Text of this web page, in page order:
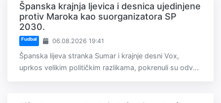
Španska krajnja ljevica i desnica ujedinjene
protiv Maroka kao suorganizatora SP
2030.
Fudbal 06.08.2026 19:41
Španska lijeva stranka Sumar i krajnje desni Vox,
uprkos velikim političkim razlikama, pokrenuli su odv...